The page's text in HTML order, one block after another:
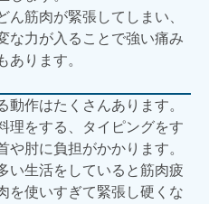
筋肉が緊張してしまい、
な力が入ることで強い痛み
あります。
動作はたくさんあります。
理をする、タイピングをす
や肘に負担がかかります。
い生活をしていると筋肉疲
を使いすぎて緊張し硬くな